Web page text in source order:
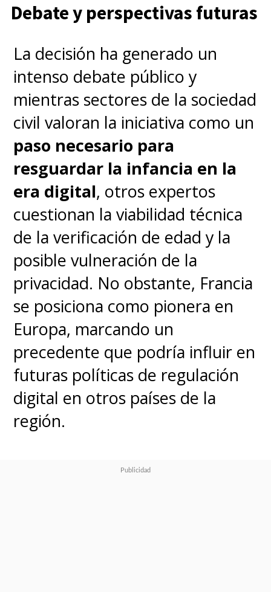
operaciones en EE.UU. pese a
su súbita explosión de
popularidad en ese país.
El éxito de Xiaohongshu ha
atraído a inversores como los
gigantes digitales chinos
Tencent y Alibaba, situando la
valoración de la compañía en
unos 17.000 millones de dólares.
Según informaciones surgidas
en la prensa económica, la
plataformahabría generado
beneficios superiores a los
1.000 millones de dólares en
2024.
Debate y perspectivas futuras
La decisión ha generado un
intenso debate público y
mientras sectores de la sociedad
civil valoran la iniciativa como un
paso necesario para
resguardar la infancia en la
era digital, otros expertos
cuestionan la viabilidad técnica
de la verificación de edad y la
posible vulneración de la
privacidad. No obstante, Francia
se posiciona como pionera en
Europa, marcando un
precedente que podría influir en
futuras políticas de regulación
digital en otros países de la
región.